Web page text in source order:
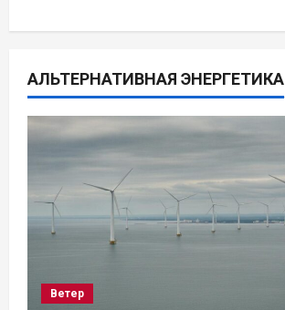
и
я
п
о
АЛЬТЕРНАТИВНАЯ ЭНЕРГЕТИКА
Ветер